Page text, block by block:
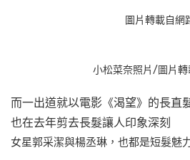
圖片轉載自網
小松菜奈照片/圖片轉
而一出道就以電影《渴望》的長直
也在去年剪去長髮讓人印象深刻
女星郭采潔與楊丞琳，也都是短髮魅